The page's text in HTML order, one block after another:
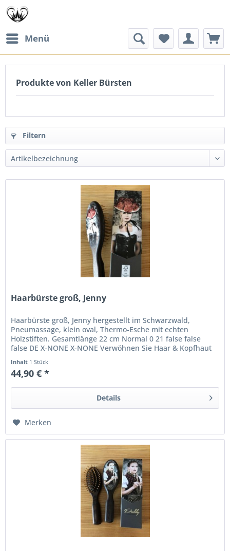
Menü
Produkte von Keller Bürsten
Filtern
Haarbürste groß, Jenny
Haarbürste groß, Jenny hergestellt im Schwarzwald,
Pneumassage, klein oval, Thermo-Esche mit echten
Holzstiften. Gesamtlänge 22 cm Normal 0 21 false false
false DE X-NONE X-NONE Verwöhnen Sie Haar & Kopfhaut
Inhalt 1 Stück
44,90 € *
Details
Merken